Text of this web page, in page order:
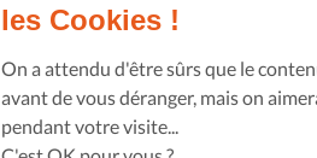
les Cookies !
On a attendu d'être sûrs que le
avant de vous déranger, mais on
pendant votre visite...